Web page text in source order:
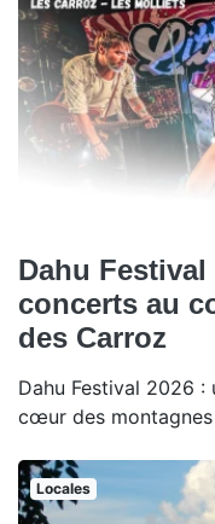
Dahu
concerts au
des Carroz
Dahu Festival 2026
cœur des
Locales